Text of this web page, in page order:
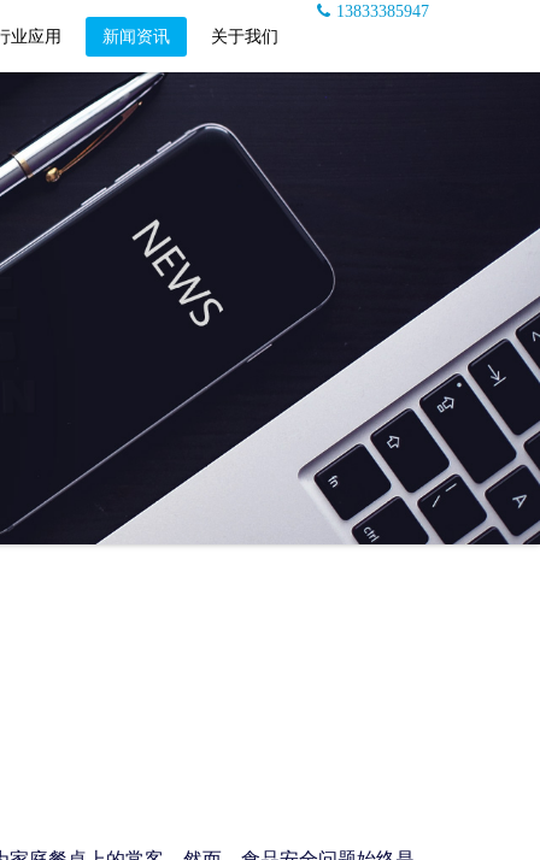
13833385947
业应用
新闻资讯 关于我们